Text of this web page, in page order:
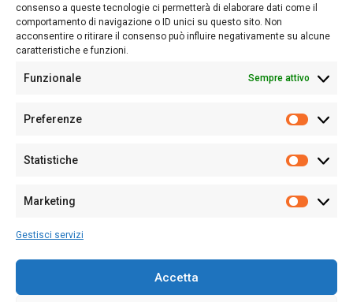
consenso a queste tecnologie ci permetterà di elaborare dati come il
comportamento di navigazione o ID unici su questo sito. Non
acconsentire o ritirare il consenso può influire negativamente su alcune
caratteristiche e funzioni.
Funzionale Sempre attivo
Preferenze
Statistiche
Marketing
Gestisci servizi
Accetta
Follow Us
Sede:Via Cristoforo Colombo 09013 Carbonia
Partita IVA02270380922
128/2020 del 10/02/2020
Per la Pubblicità: